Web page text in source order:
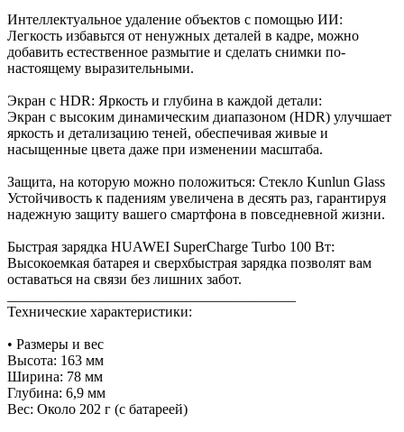
Интеллектуальное удаление объектов с помощью ИИ:
Легкость избавьтся от ненужных деталей в кадре, можно
добавить естественное размытие и сделать снимки по-
настоящему выразительными.
Экран с HDR: Яркость и глубина в каждой детали:
Экран с высоким динамическим диапазоном (HDR) улучшает
яркость и детализацию теней, обеспечивая живые и
насыщенные цвета даже при изменении масштаба.
Защита, на которую можно положиться: Стекло Kunlun Glass
Устойчивость к падениям увеличена в десять раз, гарантируя
надежную защиту вашего смартфона в повседневной жизни.
Быстрая зарядка HUAWEI SuperCharge Turbo 100 Вт:
Высокоемкая батарея и сверхбыстрая зарядка позволят вам
оставаться на связи без лишних забот.
Технические характеристики:
• Размеры и вес
Высота: 163 мм
Ширина: 78 мм
Глубина: 6,9 мм
Вес: Около 202 г (с батареей)